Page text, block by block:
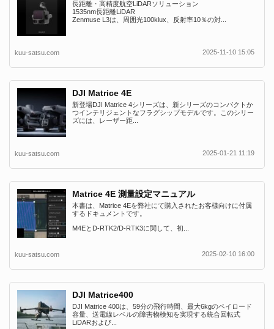
長距離・高精度航空LiDARソリューション
1535nm長距離LiDAR
Zenmuse L3は、周囲光100klux、反射率10％の対...
kuu-satsu.com 2025-11-10 15:05
DJI Matrice 4E
新登場DJI Matrice 4シリーズは、新シリーズのコンパクトか
つインテリジェントなフラグシップモデルです。このシリー
ズには、レーザー距...
kuu-satsu.com 2025-01-21 11:19
Matrice 4E 測量設定マニュアル
本書は、Matrice 4Eを弊社にて購入されたお客様向けに付属
するドキュメントです。
M4EとD-RTK2/D-RTK3に関して、初...
kuu-satsu.com 2025-02-10 16:00
DJI Matrice400
DJI Matrice 400は、59分の飛行時間、最大6kgのペイロード
容量、送電線レベルの障害物検知を実現する統合回転式
LiDARおよび...